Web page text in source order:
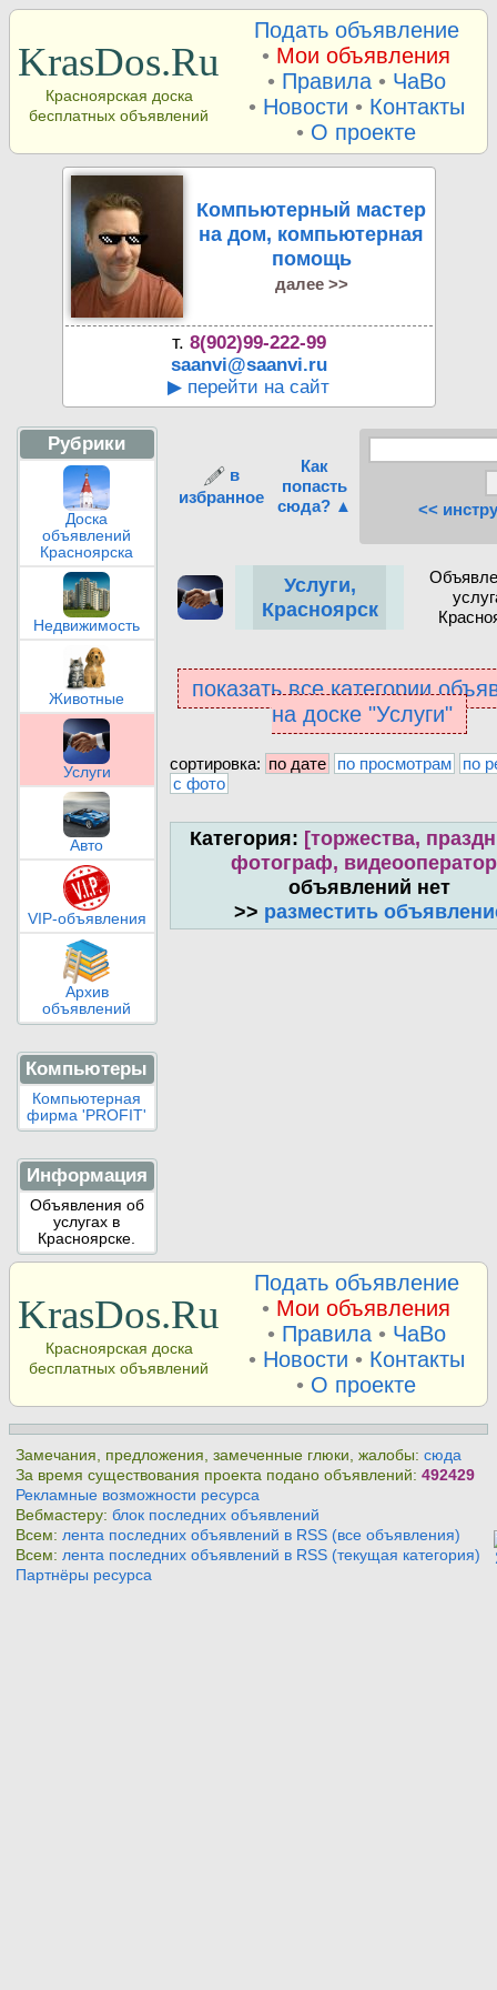
KrasDos.Ru
Красноярская доска
бесплатных объявлений
Подать объявление
• Мои объявления
• Правила• ЧаВо
• Новости • Контакты
• О проекте
Компьютерный мастер
на дом, компьютерная
помощь
далее >>
т. 8(902)99-222-99
saanvi@saanvi.ru
▶ перейти на сайт
Рубрики
Доска
объявлений
Красноярска
Недвижимость
Животные
Услуги
Авто
VIP-объявления
Архив
объявлений
Компьютеры
Компьютерная
фирма 'PROFIT'
Информация
Объявления об
услугах в
Красноярске.
в
избранное
Как
попасть
сюда? ▲
<<
Услуги,
Красноярск
показать все категории
на доске "Услуги"
сортировка: по дате по просмотрам
по
с фото
Категория: [торжества,
фотограф, видеооператор
объявлений нет
>> разместить
KrasDos.Ru
Красноярская доска
бесплатных объявлений
Подать объявление
• Мои объявления
• Правила• ЧаВо
• Новости • Контакты
• О проекте
Замечания, предложения, замеченные глюки, жалобы:сюда
За время существования проекта подано объявлений:492429
Рекламные возможности ресурса
Вебмастеру:блок последних объявлений
Всем: лента последних объявлений в RSS (все объявления)
Всем: лента последних объявлений в RSS (текущая категория)
Партнёры ресурса